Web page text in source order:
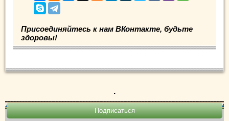
Присоединяйтесь к нам ВКонтакте, будьте
здоровы!
.